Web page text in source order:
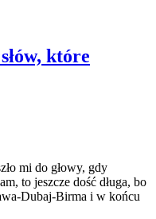
które
mi do głowy, gdy
to jeszcze dość długa, bo
Dubaj-Birma i w końcu